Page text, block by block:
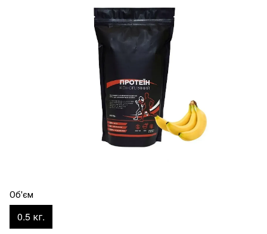
Об'єм
0.5 кг.